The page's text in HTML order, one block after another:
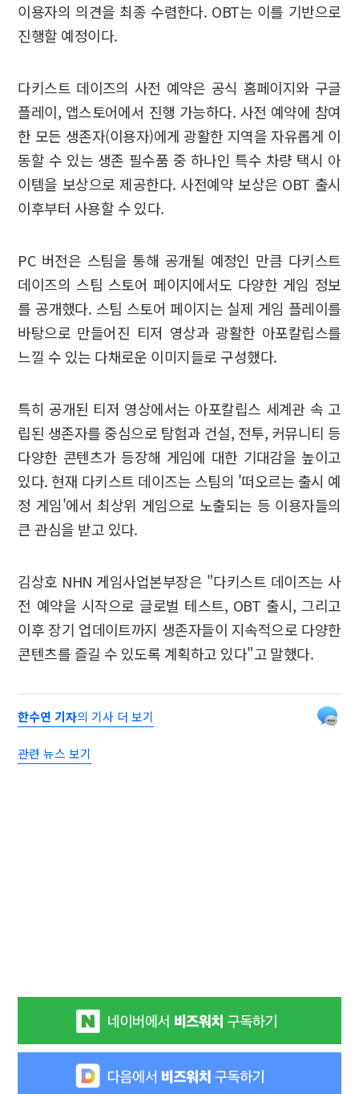
이용자의 의견을 최종 수렴한다. OBT는 이를 기반으로
진행할 예정이다.
다키스트 데이즈의 사전 예약은 공식 홈페이지와 구글
플레이, 앱스토어에서 진행 가능하다. 사전 예약에 참여
한 모든 생존자(이용자)에게 광활한 지역을 자유롭게 이
동할 수 있는 생존 필수품 중 하나인 특수 차량 택시 아
이템을 보상으로 제공한다. 사전예약 보상은 OBT 출시
이후부터 사용할 수 있다.
PC 버전은 스팀을 통해 공개될 예정인 만큼 다키스트
데이즈의 스팀 스토어 페이지에서도 다양한 게임 정보
를 공개했다. 스팀 스토어 페이지는 실제 게임 플레이를
바탕으로 만들어진 티저 영상과 광활한 아포칼립스를
느낄 수 있는 다채로운 이미지들로 구성했다.
특히 공개된 티저 영상에서는 아포칼립스 세계관 속 고
립된 생존자를 중심으로 탐험과 건설, 전투, 커뮤니티 등
다양한 콘텐츠가 등장해 게임에 대한 기대감을 높이고
있다. 현재 다키스트 데이즈는 스팀의 '떠오르는 출시 예
정 게임'에서 최상위 게임으로 노출되는 등 이용자들의
큰 관심을 받고 있다.
김상호 NHN 게임사업본부장은 "다키스트 데이즈는 사
전 예약을 시작으로 글로벌 테스트, OBT 출시, 그리고
이후 장기 업데이트까지 생존자들이 지속적으로 다양한
콘텐츠를 즐길 수 있도록 계획하고 있다"고 말했다.
한수연 기자의 기사 더 보기
관련 뉴스 보기